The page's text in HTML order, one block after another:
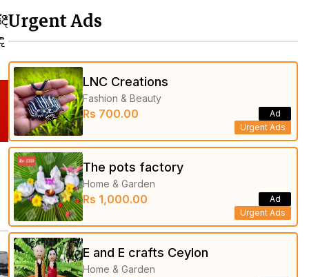
Urgent Ads
LNC Creations
Fashion & Beauty
Rs 700.00
Urgent Ads
Ad
The pots factory
Home & Garden
Rs 1,000.00
Urgent Ads
Ad
E and E crafts Ceylon
Home & Garden